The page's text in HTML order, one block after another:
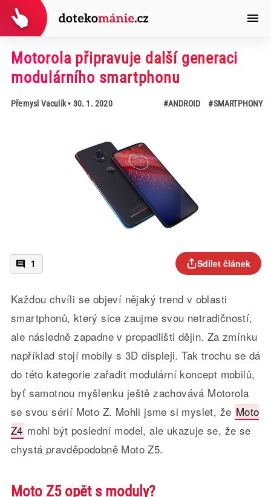
Motorola připravuje další generaci
modulárního smartphonu
Přemysl Vaculík• 30. 1. 2020 #ANDROID #SMARTPHONY
1 Sdílet článek
Každou chvíli se objeví nějaký trend v oblasti
smartphonů, který sice zaujme svou netradičností,
ale následně zapadne v propadlišti dějin. Za zmínku
například stojí mobily s 3D displeji. Tak trochu se dá
do této kategorie zařadit modulární koncept mobilů,
byť samotnou myšlenku ještě zachovává Motorola
se svou sérií Moto Z. Mohli jsme si myslet, že Moto
Z4 mohl být poslední model, ale ukazuje se, že se
chystá pravděpodobně Moto Z5.
Moto Z5 opět s moduly?